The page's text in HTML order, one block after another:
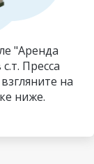
"Аренда
Пресса
на
ниже.